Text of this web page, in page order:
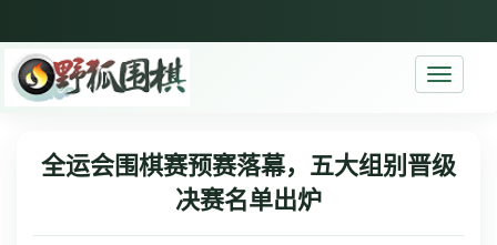
Toggle
全运会围棋赛预赛落幕，五大组别晋级
决赛名单出炉